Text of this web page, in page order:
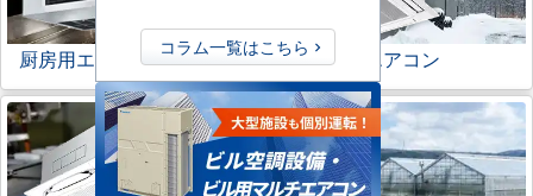
厨房用エアコン 寒冷地用エアコン
コラム一覧はこちら